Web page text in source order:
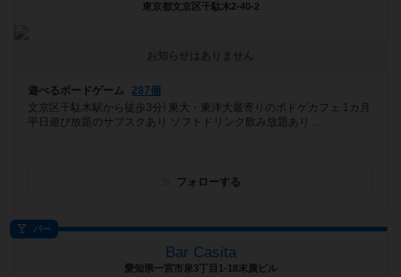
東京都文京区千駄木2-40-2
お知らせはありません
遊べるボードゲーム
287個
文京区千駄木駅から徒歩3分! 東大・東洋大最寄りのボドゲカフェ 1カ月
平日遊び放題のサブスクあり ソフトドリンク飲み放題あり ...
フォローする
バー
Bar Casita
愛知県一宮市泉3丁目1-18末廣ビル